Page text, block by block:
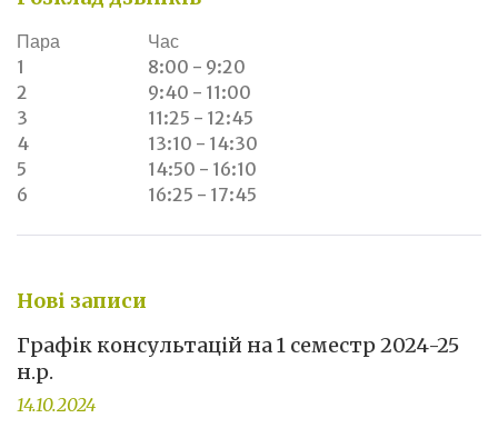
Пара
Час
1
8:00 - 9:20
2
9:40 - 11:00
3
11:25 - 12:45
4
13:10 - 14:30
5
14:50 - 16:10
6
16:25 - 17:45
Нові записи
Графік консультацій на 1 семестр 2024-25
н.р.
14.10.2024